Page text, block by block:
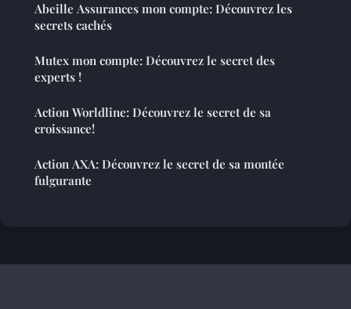
Abeille Assurances mon compte: Découvrez les
secrets cachés
Mutex mon compte: Découvrez le secret des
experts !
Action Worldline: Découvrez le secret de sa
croissance!
Action AXA: Découvrez le secret de sa montée
fulgurante